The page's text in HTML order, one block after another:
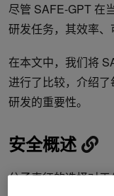
尽管 SAFE-GPT 在
研发任务，其效率、
在本文中，我们将
进行了比较，介绍
研发的重要性。
安全概述
分子表征的选择对